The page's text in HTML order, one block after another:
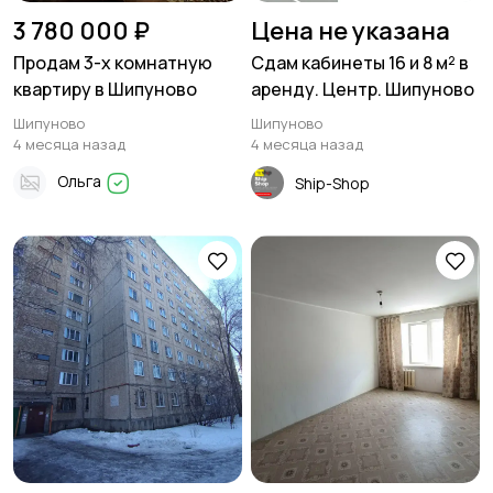
3 780 000 ₽
Продам 3-х комнатную
квартиру в Шипуново
Шипуново
4 месяца назад
Ольга
Цена не указана
Сдам кабинеты 16 и 8 м² в
аренду. Центр. Шипуново
Шипуново
4 месяца назад
Ship-Shop